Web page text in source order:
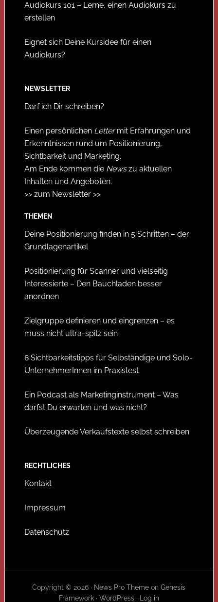
Audiokurs 101 – Lerne, einen Audiokurs zu
erstellen
Eignet sich Deine Kursidee für einen
Audiokurs?
NEWSLETTER
Darf ich Dir schreiben?
Einen persönlichen Lettermit Erfahrungen und
Erkenntnissen rund um Positionierung,
Sichtbarkeit und Marketing.
Am Ende kommen die Newszu aktuellen
Inhalten und Angeboten.
>> zum Newsletter >>
THEMEN
Deine Positionierung finden in 5 Schritten – der
Grundlagenartikel
Positionierung für Scanner und vielseitig
Interessierte – Den Bauchladen besser
anordnen
Zielgruppe definieren und eingrenzen – es
muss nicht ultra-spitz sein
8 Sichtbarkeitstipps für Selbständige und Solo-
UnternehmerInnen im Praxistest
Ein Podcast als Marketinginstrument – Was
darfst Du erwarten und was nicht?
Überzeugende Verkaufstexte selbst schreiben
RECHTLICHES
Kontakt
Impressum
Datenschutz
Copyright © 2026 · News Pro Theme onGenesis
Framework· WordPress· Log in